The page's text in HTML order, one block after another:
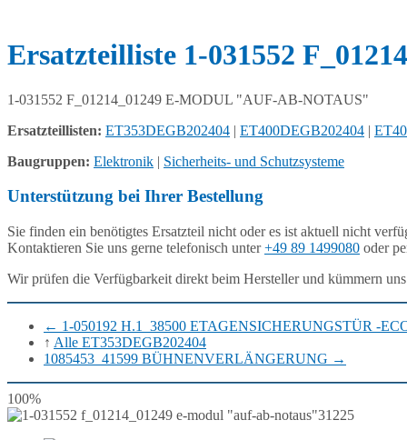
Ersatzteilliste 1-031552
1-031552 F_01214_01249 E-MODUL "AUF-AB-NOTAUS"
Ersatzteillisten: ET353DEGB202404 | ET400DEGB202404 |
Baugruppen: Elektronik | Sicherheits- und Schutzsysteme
Unterstützung bei Ihrer Bestellung
Sie finden ein benötigtes Ersatzteil nicht oder es ist aktuell nicht
Kontaktieren Sie uns gerne telefonisch unter+49 89 1499080 oder
Wir prüfen die Verfügbarkeit direkt beim Hersteller und kümmern
← 1-050192 H.1_38500 ETAGENSICHERUNGSTÜR -
↑ Alle ET353DEGB202404
1085453_41599 BÜHNENVERLÄNGERUNG →
100%
31225